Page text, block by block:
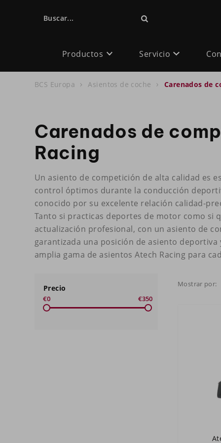
Buscar...
Productos Servicio
BCS Europa Asientos de coche Carenados de
Carenados de
Racing
Un asiento de competición de alta calidad es
control óptimos durante la conducción
conocido por su excelente relación calidad-
Tanto si practicas deportes de motor como si
actualización profesional, con un asiento de
garantizada una posición de asiento deportiva
amplia gama de asientos Atech Racing para
Precio
€0 €350
Mostrar por: